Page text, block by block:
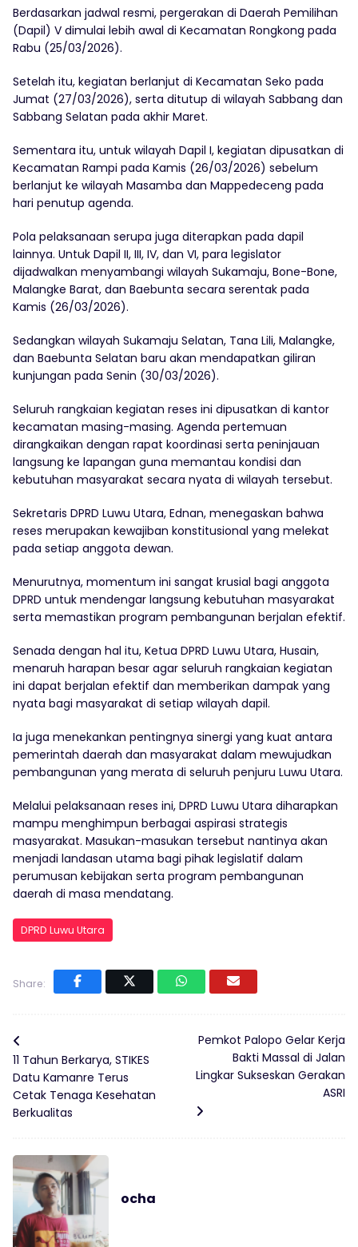
Berdasarkan jadwal resmi, pergerakan di Daerah Pemilihan
(Dapil) V dimulai lebih awal di Kecamatan Rongkong pada
Rabu (25/03/2026).
Setelah itu, kegiatan berlanjut di Kecamatan Seko pada
Jumat (27/03/2026), serta ditutup di wilayah Sabbang dan
Sabbang Selatan pada akhir Maret.
Sementara itu, untuk wilayah Dapil I, kegiatan dipusatkan di
Kecamatan Rampi pada Kamis (26/03/2026) sebelum
berlanjut ke wilayah Masamba dan Mappedeceng pada
hari penutup agenda.
Pola pelaksanaan serupa juga diterapkan pada dapil
lainnya. Untuk Dapil II, III, IV, dan VI, para legislator
dijadwalkan menyambangi wilayah Sukamaju, Bone-Bone,
Malangke Barat, dan Baebunta secara serentak pada
Kamis (26/03/2026).
Sedangkan wilayah Sukamaju Selatan, Tana Lili, Malangke,
dan Baebunta Selatan baru akan mendapatkan giliran
kunjungan pada Senin (30/03/2026).
Seluruh rangkaian kegiatan reses ini dipusatkan di kantor
kecamatan masing-masing. Agenda pertemuan
dirangkaikan dengan rapat koordinasi serta peninjauan
langsung ke lapangan guna memantau kondisi dan
kebutuhan masyarakat secara nyata di wilayah tersebut.
Sekretaris DPRD Luwu Utara, Ednan, menegaskan bahwa
reses merupakan kewajiban konstitusional yang melekat
pada setiap anggota dewan.
Menurutnya, momentum ini sangat krusial bagi anggota
DPRD untuk mendengar langsung kebutuhan masyarakat
serta memastikan program pembangunan berjalan efektif.
Senada dengan hal itu, Ketua DPRD Luwu Utara, Husain,
menaruh harapan besar agar seluruh rangkaian kegiatan
ini dapat berjalan efektif dan memberikan dampak yang
nyata bagi masyarakat di setiap wilayah dapil.
Ia juga menekankan pentingnya sinergi yang kuat antara
pemerintah daerah dan masyarakat dalam mewujudkan
pembangunan yang merata di seluruh penjuru Luwu Utara.
Melalui pelaksanaan reses ini, DPRD Luwu Utara diharapkan
mampu menghimpun berbagai aspirasi strategis
masyarakat. Masukan-masukan tersebut nantinya akan
menjadi landasan utama bagi pihak legislatif dalam
perumusan kebijakan serta program pembangunan
daerah di masa mendatang.
DPRD Luwu Utara
Share:
11 Tahun Berkarya, STIKES
Datu Kamanre Terus
Cetak Tenaga Kesehatan
Berkualitas
Pemkot Palopo Gelar Kerja
Bakti Massal di Jalan
Lingkar Sukseskan Gerakan
ASRI
ocha